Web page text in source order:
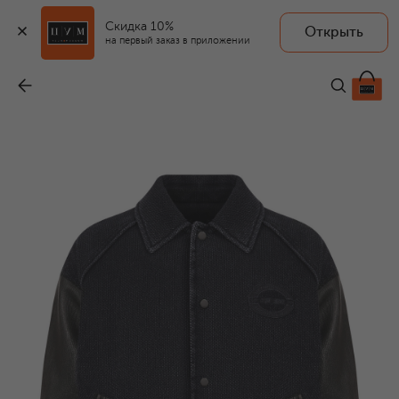
Скидка 10%
на первый заказ в приложении
Открыть
129 000 ₽